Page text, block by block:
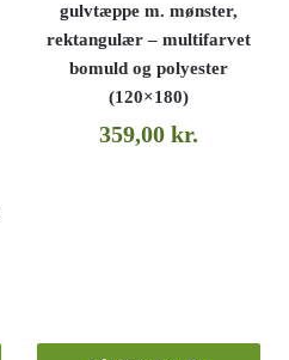
gulvtæppe m. mønster,
rektangulær – multifarvet
bomuld og polyester
(120×180)
359,00kr.